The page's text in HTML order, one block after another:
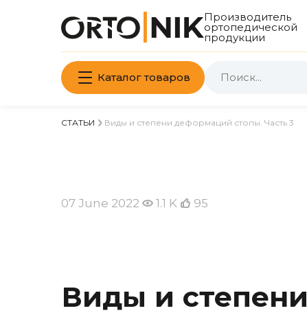
Производитель
ортопедической
продукции
Каталог товаров
СТАТЬИ Виды и степени деформаций стопы. Часть 3
07 June 2022 1.1 K 95
Виды и